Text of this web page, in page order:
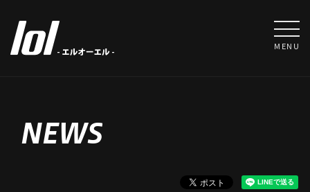
MENU
NEWS